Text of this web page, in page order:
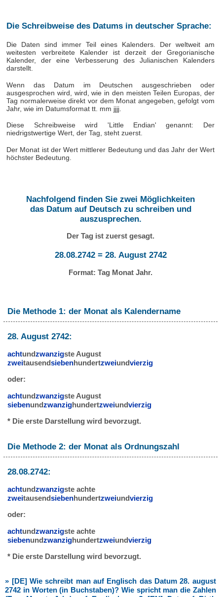
Die Schreibweise des Datums in deutscher Sprache:
Die Daten sind immer Teil eines Kalenders. Der weltweit am
weitesten verbreitete Kalender ist derzeit der Gregorianische
Kalender, der eine Verbesserung des Julianischen Kalenders
darstellt.
Wenn das Datum im Deutschen ausgeschrieben oder
ausgesprochen wird, wird, wie in den meisten Teilen Europas, der
Tag normalerweise direkt vor dem Monat angegeben, gefolgt vom
Jahr, wie im Datumsformat tt. mm jjjj.
Diese Schreibweise wird 'Little Endian' genannt: Der
niedrigstwertige Wert, der Tag, steht zuerst.
Der Monat ist der Wert mittlerer Bedeutung und das Jahr der Wert
höchster Bedeutung.
Nachfolgend finden Sie zwei Möglichkeiten
das Datum auf Deutsch zu schreiben und
auszusprechen.
Der Tag ist zuerst gesagt.
28.08.2742 = 28. August 2742
Format: Tag Monat Jahr.
Die Methode 1: der Monat als Kalendername
28. August 2742:
achtundzwanzigste August
zweitausendsiebenhundertzweiundvierzig
oder:
achtundzwanzigste August
siebenundzwanzighundertzweiundvierzig
* Die erste Darstellung wird bevorzugt.
Die Methode 2: der Monat als Ordnungszahl
28.08.2742:
achtundzwanzigste achte
zweitausendsiebenhundertzweiundvierzig
oder:
achtundzwanzigste achte
siebenundzwanzighundertzweiundvierzig
* Die erste Darstellung wird bevorzugt.
» [DE] Wie schreibt man auf Englisch das Datum 28. august
2742 in Worten (in Buchstaben)? Wie spricht man die Zahlen